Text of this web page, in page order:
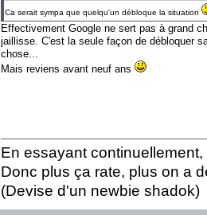
Ca serait sympa que quelqu'un débloque la situation
Effectivement Google ne sert pas à grand
jaillisse. C'est la seule façon de débloquer
chose...
Mais reviens avant neuf ans
En essayant
Donc plus ça rate, plus on a
(Devise d'un newbie shadok)